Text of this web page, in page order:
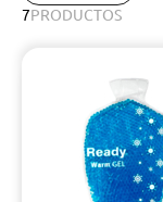
7PRODUCTOS